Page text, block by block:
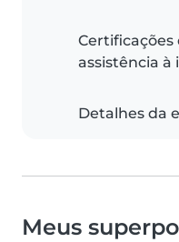
Certificações
assistência à
Detalhes da
Meus